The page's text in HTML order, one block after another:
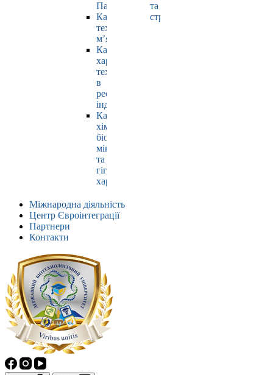
Павлюк
Кафедра
технології
м’яса
Кафедра
харчових
технологій
в
ресторанній
індустрії
Кафедра
хімії,
біохімії,
мікробіології
та
гігієни
харчування
та
страхування
Міжнародна діяльність
Центр Євроінтеграції
Партнери
Контакти